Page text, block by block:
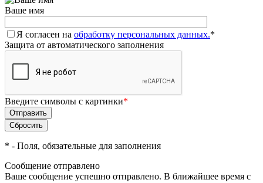
Ваше имя
Я согласен на обработку персональных данных.*
Защита от автоматического заполнения
Введите символы с картинки*
* - Поля, обязательные для заполнения
Сообщение отправлено
Ваше сообщение успешно отправлено. В ближайшее время с